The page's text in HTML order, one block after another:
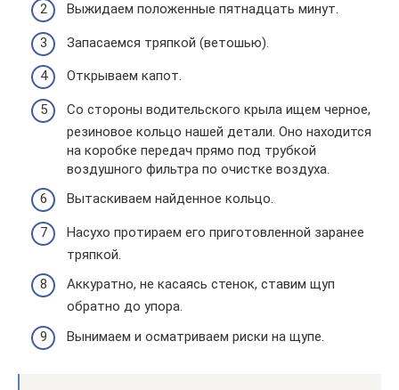
Выжидаем положенные пятнадцать минут.
Запасаемся тряпкой (ветошью).
Открываем капот.
Со стороны водительского крыла ищем черное,
резиновое кольцо нашей детали. Оно находится
на коробке передач прямо под трубкой
воздушного фильтра по очистке воздуха.
Вытаскиваем найденное кольцо.
Насухо протираем его приготовленной заранее
тряпкой.
Аккуратно, не касаясь стенок, ставим щуп
обратно до упора.
Вынимаем и осматриваем риски на щупе.